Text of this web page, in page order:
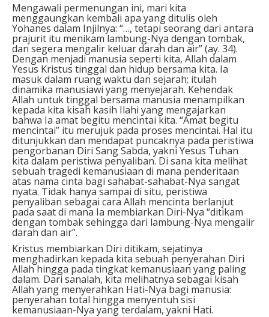
Mengawali permenungan ini, mari kita
menggaungkan kembali apa yang ditulis oleh
Yohanes dalam Injilnya: “…, tetapi seorang dari antara
prajurit itu menikam lambung-Nya dengan tombak,
dan segera mengalir keluar darah dan air” (ay. 34).
Dengan menjadi manusia seperti kita, Allah dalam
Yesus Kristus tinggal dan hidup bersama kita. Ia
masuk dalam ruang waktu dan sejarah; itulah
dinamika manusiawi yang menyejarah. Kehendak
Allah untuk tinggal bersama manusia menampilkan
kepada kita kisah kasih Ilahi yang mengajarkan
bahwa Ia amat begitu mencintai kita. “Amat begitu
mencintai” itu merujuk pada proses mencintai. Hal itu
ditunjukkan dan mendapat puncaknya pada peristiwa
pengorbanan Diri Sang Sabda, yakni Yesus Tuhan
kita dalam peristiwa penyaliban. Di sana kita melihat
sebuah tragedi kemanusiaan di mana penderitaan
atas nama cinta bagi sahabat-sahabat-Nya sangat
nyata. Tidak hanya sampai di situ, peristiwa
penyaliban sebagai cara Allah mencinta berlanjut
pada saat di mana Ia membiarkan Diri-Nya “ditikam
dengan tombak sehingga dari lambung-Nya mengalir
darah dan air”.
Kristus membiarkan Diri ditikam, sejatinya
menghadirkan kepada kita sebuah penyerahan Diri
Allah hingga pada tingkat kemanusiaan yang paling
dalam. Dari sanalah, kita melihatnya sebagai kisah
Allah yang menyerahkan Hati-Nya bagi manusia:
penyerahan total hingga menyentuh sisi
kemanusiaan-Nya yang terdalam, yakni Hati.